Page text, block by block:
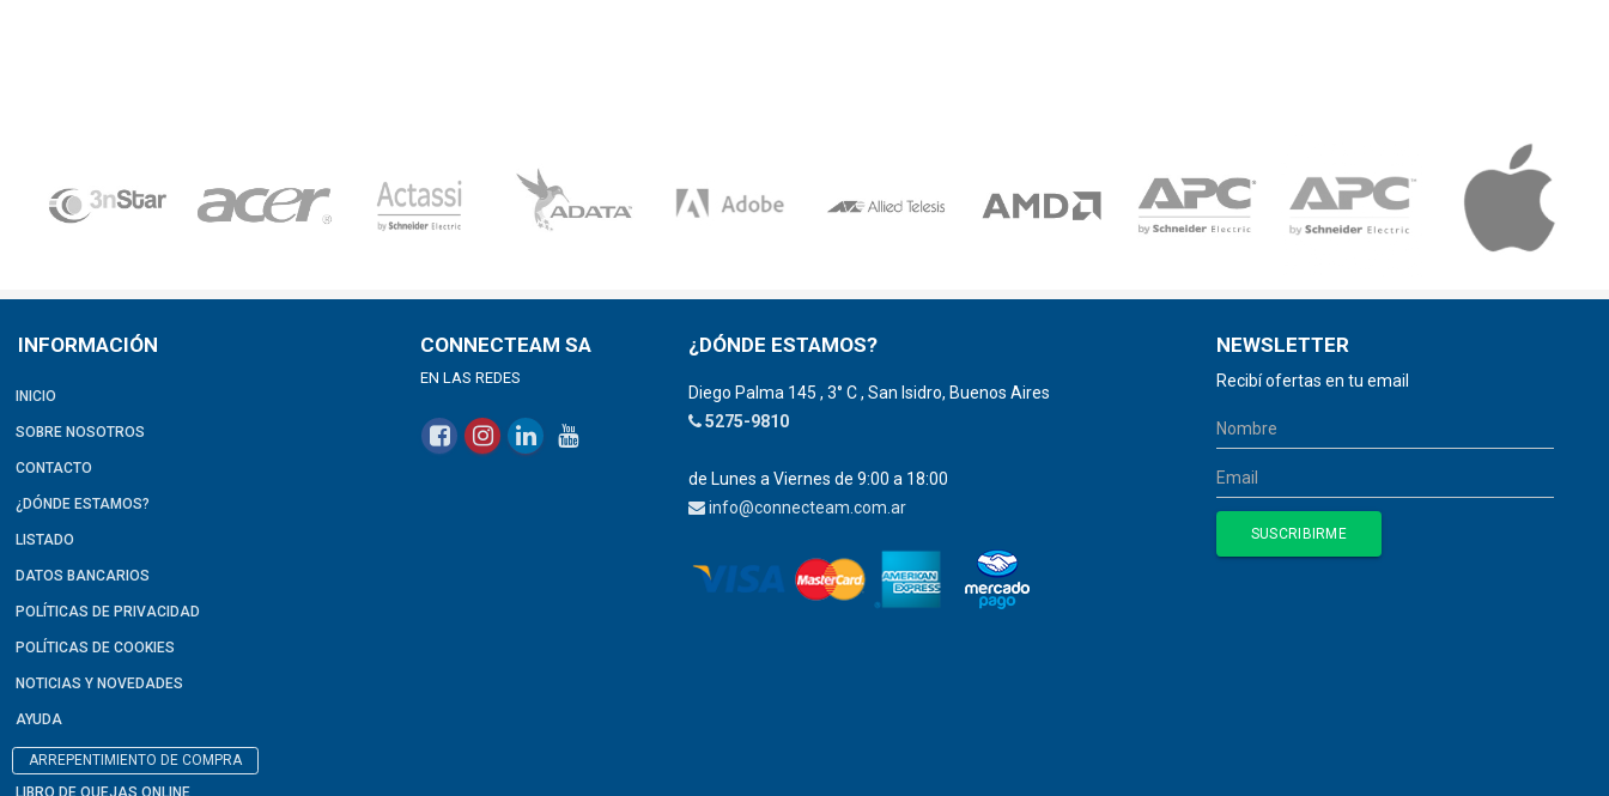
INFORMACIÓN
INICIO
SOBRE NOSOTROS
CONTACTO
¿DÓNDE ESTAMOS?
LISTADO
DATOS BANCARIOS
POLÍTICAS DE PRIVACIDAD
POLÍTICAS DE COOKIES
NOTICIAS Y NOVEDADES
AYUDA
ARREPENTIMIENTO DE COMPRA
CONNECTEAM SA
EN LAS REDES
¿DÓNDE ESTAMOS?
Diego Palma 145 , 3° C , San Isidro, Buenos Aires
5275-9810
de Lunes a Viernes de 9:00 a 18:00
info@connecteam.com.ar
NEWSLETTER
Recibí ofertas en tu email